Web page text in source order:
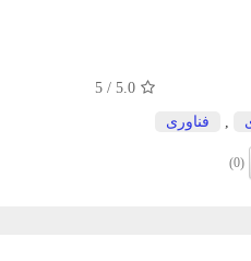
5.0
/
5
فناوری
(0)